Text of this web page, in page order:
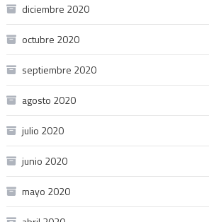
diciembre 2020
octubre 2020
septiembre 2020
agosto 2020
julio 2020
junio 2020
mayo 2020